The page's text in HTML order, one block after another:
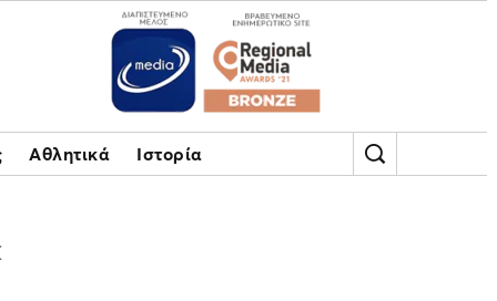
Αθλητικά Ιστορία